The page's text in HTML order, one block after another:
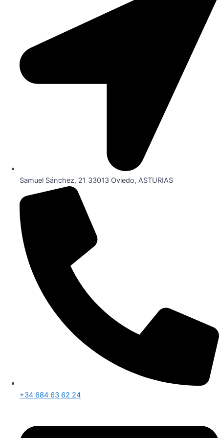
Samuel Sánchez, 21 33013 Oviedo, ASTURIAS
+34 684 63 62 24